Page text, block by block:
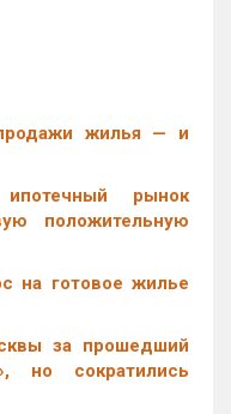
жилья — и
рынок
положительную
на готовое жилье
за прошедший
но сократились